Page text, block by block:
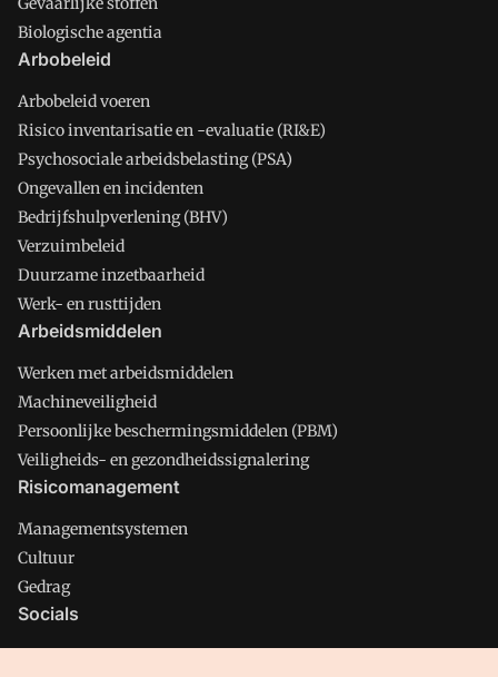
Biologische agentia
Arbobeleid
Arbobeleid voeren
Risico inventarisatie en -evaluatie (RI&E)
Psychosociale arbeidsbelasting (PSA)
Ongevallen en incidenten
Bedrijfshulpverlening (BHV)
Verzuimbeleid
Duurzame inzetbaarheid
Werk- en rusttijden
Arbeidsmiddelen
Werken met arbeidsmiddelen
Machineveiligheid
Persoonlijke beschermingsmiddelen (PBM)
Veiligheids- en gezondheidssignalering
Risicomanagement
Managementsystemen
Cultuur
Gedrag
Socials